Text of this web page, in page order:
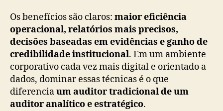
Os benefícios são claros: maior eficiência
operacional, relatórios mais precisos,
decisões baseadas em evidências e ganho de
credibilidade institucional. Em um ambiente
corporativo cada vez mais digital e orientado a
dados, dominar essas técnicas é o que
diferenciaum auditor tradicional de um
auditor analítico e estratégico.